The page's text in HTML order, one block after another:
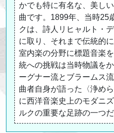
かでも特に有名な、美し
曲です。1899年、当時25
クは、詩人リヒャルト・
に取り、それまで伝統的
室内楽の分野に標題音楽
統への挑戦は当時物議を
ーグナー流とブラームス
曲者自身が語った〈浄め
に西洋音楽史上のモダニ
ルクの重要な足跡の一つ